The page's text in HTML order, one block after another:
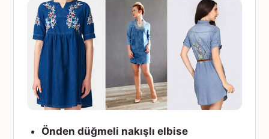
Önden düğmeli nakışlı elbise